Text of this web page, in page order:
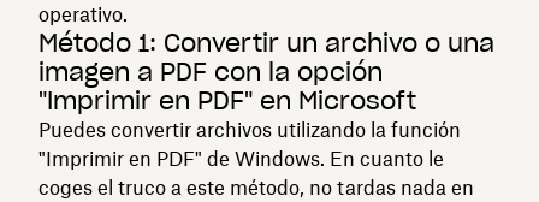
operativo.
Método 1: Convertir un archivo o una
imagen a PDF con la opción
"Imprimir en PDF" en Microsoft
Puedes convertir archivos utilizando la función
"Imprimir en PDF" de Windows. En cuanto le
coges el truco a este método, no tardas nada en